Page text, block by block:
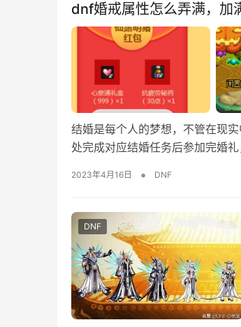
dnf婚戒属性怎么弄满，加
结婚是每个人的梦想，不管在现
处完成对应结婚任务后参加完婚
2023年4月16日 • DNF
DNF